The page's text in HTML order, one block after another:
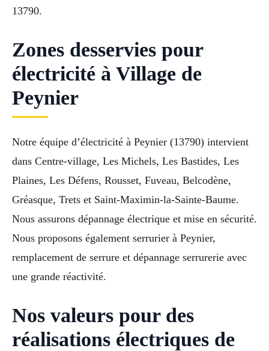
13790.
Zones desservies pour
électricité à Village de
Peynier
Notre équipe d’électricité à Peynier (13790) intervient
dans Centre-village, Les Michels, Les Bastides, Les
Plaines, Les Défens, Rousset, Fuveau, Belcodène,
Gréasque, Trets et Saint-Maximin-la-Sainte-Baume.
Nous assurons dépannage électrique et mise en sécurité.
Nous proposons également serrurier à Peynier,
remplacement de serrure et dépannage serrurerie avec
une grande réactivité.
Nos valeurs pour des
réalisations électriques de